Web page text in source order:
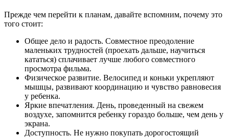
Прежде чем перейти к планам, давайте вспомним, почему это
того стоит:
Общее дело и радость. Совместное преодоление
маленьких трудностей (проехать дальше, научиться
кататься) сплачивает лучше любого совместного
просмотра фильма.
Физическое развитие. Велосипед и коньки укрепляют
мышцы, развивают координацию и чувство равновесия
у ребенка.
Яркие впечатления. День, проведенный на свежем
воздухе, запомнится ребенку гораздо больше, чем день у
экрана.
Доступность. Не нужно покупать дорогостоящий